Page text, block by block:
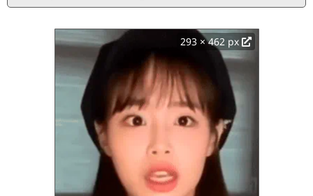
293 × 462 px